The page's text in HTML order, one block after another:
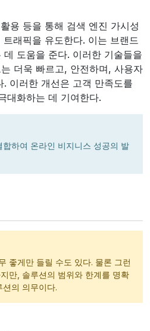
용 등을 통해 검색 엔진 가시성
래픽을 유도한다. 이는 브랜드
도움을 준다. 이러한 기술들을
더욱 빠르고, 안전하며, 사용자
이러한 개선은 고객 만족도를
대화하는 데 기여한다.
하여 온라인 비지니스 성공의 발
좋게만 들릴 수도 있다. 물론 그런
만, 솔루션의 범위와 한계를 명확
의 의무이다.